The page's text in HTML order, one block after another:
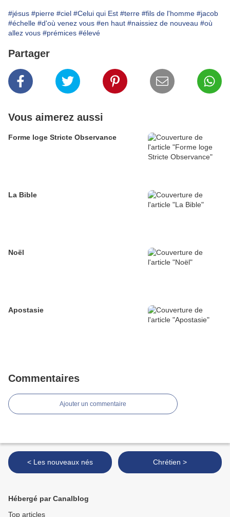
#jésus #pierre #ciel #Celui qui Est #terre #fils de l'homme #jacob
#échelle #d'où venez vous #en haut #naissiez de nouveau #où
allez vous #prémices #élevé
Partager
Vous aimerez aussi
Forme loge Stricte Observance
La Bible
Noël
Apostasie
Commentaires
Ajouter un commentaire
< Les nouveaux nés Chrétien >
Hébergé par Canalblog
Top articles